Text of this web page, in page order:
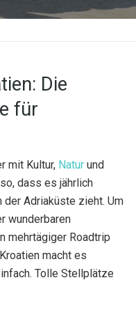
Die
für
mit Kultur, Natur und
dass es jährlich
der Adriaküste zieht. Um
wunderbaren
mehrtägiger Roadtrip
macht es
Tolle Stellplätze